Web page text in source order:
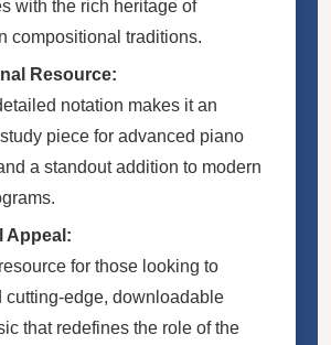
with the rich heritage of
compositional traditions.
Resource:
notation makes it an
piece for advanced piano
a standout addition to modern
Appeal:
for those looking to
cutting-edge, downloadable
that redefines the role of the